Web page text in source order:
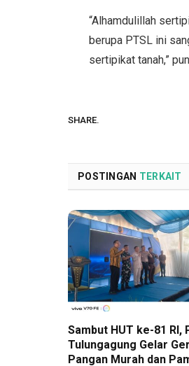
“Alhamdulillah
berupa PTSL ini
sertipikat tanah,”
SHARE.
POSTINGAN TERKAIT
Sambut HUT ke-81 RI,
Tulungagung Gelar
Pangan Murah dan